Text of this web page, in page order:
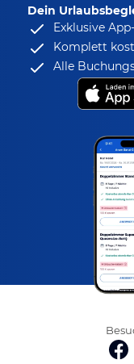
Dein
Exklusive
Komplett
Alle